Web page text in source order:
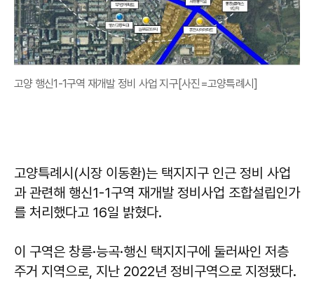
고양 행신1-1구역 재개발 정비 사업 지구[사진=고양특례시]
고양특례시(시장 이동환)는 택지지구 인근 정비 사업
과 관련해 행신1-1구역 재개발 정비사업 조합설립인가
를 처리했다고 16일 밝혔다.
이 구역은 창릉·능곡·행신 택지지구에 둘러싸인 저층
주거 지역으로, 지난 2022년 정비구역으로 지정됐다.